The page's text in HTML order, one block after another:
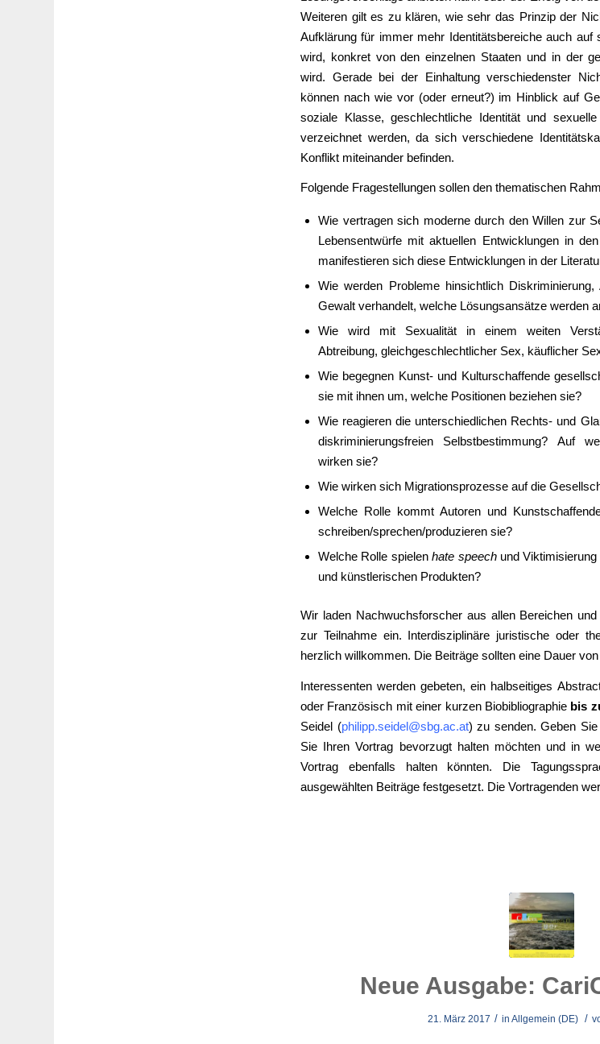
Weiteren gilt es zu klären, wie sehr das Prinzip der
Aufklärung für immer mehr Identitätsbereiche auch auf
wird, konkret von den einzelnen Staaten und in der
wird. Gerade bei der Einhaltung verschiedenster
können nach wie vor (oder erneut?) im Hinblick auf
soziale Klasse, geschlechtliche Identität und
verzeichnet werden, da sich verschiedene
Konflikt miteinander befinden.
Folgende Fragestellungen sollen den thematischen
Wie vertragen sich moderne durch den Willen zur
Lebensentwürfe mit aktuellen Entwicklungen in
manifestieren sich diese Entwicklungen in der
Wie werden Probleme hinsichtlich
Gewalt verhandelt, welche Lösungsansätze werden
Wie wird mit Sexualität in einem weiten
Abtreibung, gleichgeschlechtlicher Sex, käuflicher
Wie begegnen Kunst- und Kulturschaffende
sie mit ihnen um, welche Positionen beziehen sie?
Wie reagieren die unterschiedlichen Rechts- und
diskriminierungsfreien Selbstbestimmung? Auf
wirken sie?
Wie wirken sich Migrationsprozesse auf die
Welche Rolle kommt Autoren und
schreiben/sprechen/produzieren sie?
Welche Rolle spielenhate speechund Viktimisierung
und künstlerischen Produkten?
Wir laden Nachwuchsforscher aus allen Bereichen
zur Teilnahme ein. Interdisziplinäre juristische oder
herzlich willkommen. Die Beiträge sollten eine Dauer
Interessenten werden gebeten, ein halbseitiges
oder Französisch mit einer kurzen Biobibliographie bis
Seidel (philipp.seidel@sbg.ac.at) zu senden. Geben
Sie Ihren Vortrag bevorzugt halten möchten und in
Vortrag ebenfalls halten könnten. Die
ausgewählten Beiträge festgesetzt. Die Vortragenden
Neue Ausgabe:
21. März 2017 / in Allgemein (DE) /